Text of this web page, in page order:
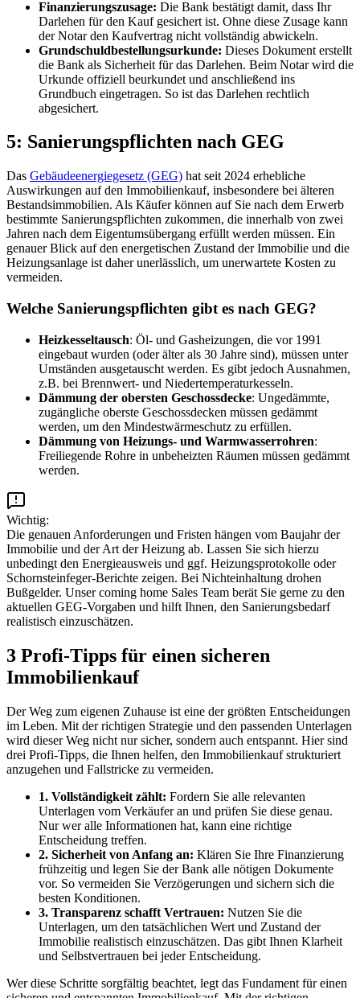
Finanzierungszusage: Die Bank bestätigt damit, dass Ihr
Darlehen für den Kauf gesichert ist. Ohne diese Zusage kann
der Notar den Kaufvertrag nicht vollständig abwickeln.
Grundschuldbestellungsurkunde: Dieses Dokument erstellt
die Bank als Sicherheit für das Darlehen. Beim Notar wird die
Urkunde offiziell beurkundet und anschließend ins
Grundbuch eingetragen. So ist das Darlehen rechtlich
abgesichert.
5: Sanierungspflichten nach GEG
Das Gebäudeenergiegesetz (GEG) hat seit 2024 erhebliche
Auswirkungen auf den Immobilienkauf, insbesondere bei älteren
Bestandsimmobilien. Als Käufer können auf Sie nach dem Erwerb
bestimmte Sanierungspflichten zukommen, die innerhalb von zwei
Jahren nach dem Eigentumsübergang erfüllt werden müssen. Ein
genauer Blick auf den energetischen Zustand der Immobilie und die
Heizungsanlage ist daher unerlässlich, um unerwartete Kosten zu
vermeiden.
Welche Sanierungspflichten gibt es nach GEG?
Heizkesseltausch: Öl- und Gasheizungen, die vor 1991
eingebaut wurden (oder älter als 30 Jahre sind), müssen unter
Umständen ausgetauscht werden. Es gibt jedoch Ausnahmen,
z.B. bei Brennwert- und Niedertemperaturkesseln.
Dämmung der obersten Geschossdecke: Ungedämmte,
zugängliche oberste Geschossdecken müssen gedämmt
werden, um den Mindestwärmeschutz zu erfüllen.
Dämmung von Heizungs- und Warmwasserrohren:
Freiliegende Rohre in unbeheizten Räumen müssen gedämmt
werden.
Wichtig:
Die genauen Anforderungen und Fristen hängen vom Baujahr der
Immobilie und der Art der Heizung ab. Lassen Sie sich hierzu
unbedingt den Energieausweis und ggf. Heizungsprotokolle oder
Schornsteinfeger-Berichte zeigen. Bei Nichteinhaltung drohen
Bußgelder. Unser coming home Sales Team berät Sie gerne zu den
aktuellen GEG-Vorgaben und hilft Ihnen, den Sanierungsbedarf
realistisch einzuschätzen.
3 Profi-Tipps für einen sicheren
Immobilienkauf
Der Weg zum eigenen Zuhause ist eine der größten Entscheidungen
im Leben. Mit der richtigen Strategie und den passenden Unterlagen
wird dieser Weg nicht nur sicher, sondern auch entspannt. Hier sind
drei Profi-Tipps, die Ihnen helfen, den Immobilienkauf strukturiert
anzugehen und Fallstricke zu vermeiden.
1. Vollständigkeit zählt: Fordern Sie alle relevanten
Unterlagen vom Verkäufer an und prüfen Sie diese genau.
Nur wer alle Informationen hat, kann eine richtige
Entscheidung treffen.
2. Sicherheit von Anfang an: Klären Sie Ihre Finanzierung
frühzeitig und legen Sie der Bank alle nötigen Dokumente
vor. So vermeiden Sie Verzögerungen und sichern sich die
besten Konditionen.
3. Transparenz schafft Vertrauen: Nutzen Sie die
Unterlagen, um den tatsächlichen Wert und Zustand der
Immobilie realistisch einzuschätzen. Das gibt Ihnen Klarheit
und Selbstvertrauen bei jeder Entscheidung.
Wer diese Schritte sorgfältig beachtet, legt das Fundament für einen